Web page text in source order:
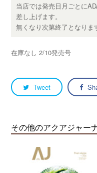
当店では発売日月ごとに
差し上げます。
無くなり次第終了となりま
在庫なし 2/10発売号
Tweet
その他のアクアジャー